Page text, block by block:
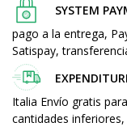
SYSTEM
pago a la entrega,
Satispay,
Italia Envío gratis
cantidades